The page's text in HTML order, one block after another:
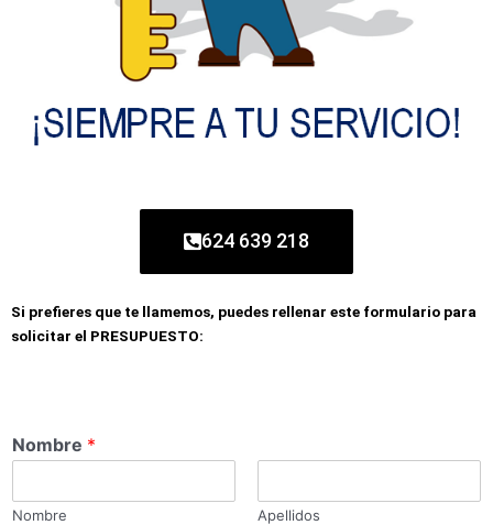
624 639 218
Si prefieres que te llamemos, puedes rellenar este formulario para
solicitar el PRESUPUESTO:
Nombre *
Nombre Apellidos